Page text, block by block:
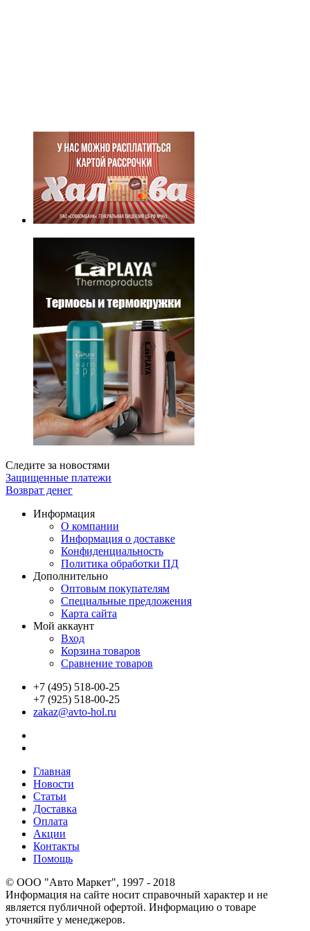
Следите за новостями
Защищенные платежи
Возврат денег
Информация
О компании
Информация о доставке
Конфиденциальность
Политика обработки ПД
Дополнительно
Оптовым покупателям
Специальные предложения
Карта сайта
Мой аккаунт
Вход
Корзина товаров
Сравнение товаров
+7 (495) 518-00-25
+7 (925) 518-00-25
zakaz@avto-hol.ru
Главная
Новости
Статьи
Доставка
Оплата
Акции
Контакты
Помощь
© OOO "Авто Маркет", 1997 - 2018
Информация на сайте носит справочный характер и не
является публичной офертой. Информацию о товаре
уточняйте у менеджеров.